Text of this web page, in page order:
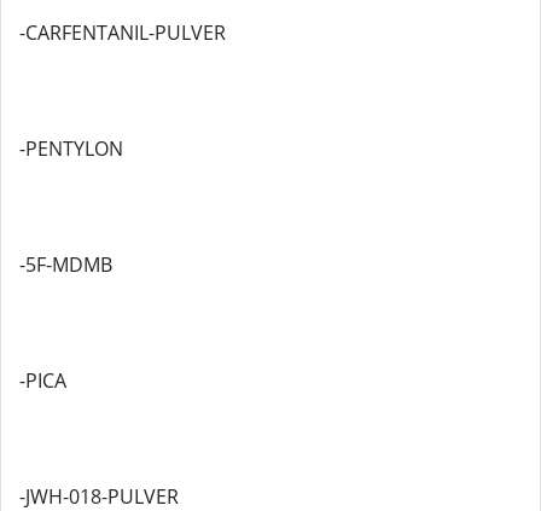
-CARFENTANIL-PULVER
-PENTYLON
-5F-MDMB
-PICA
-JWH-018-PULVER